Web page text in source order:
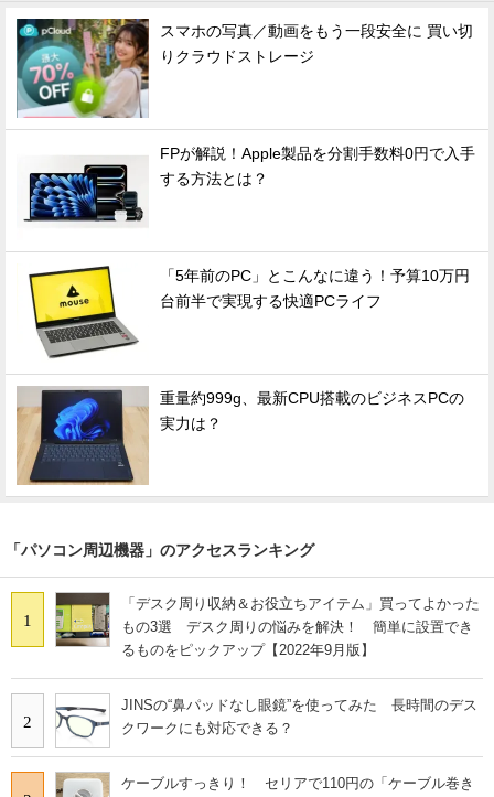
スマホの写真／動画をもう一段安全に 買い切
りクラウドストレージ
FPが解説！Apple製品を分割手数料0円で入手
する方法とは？
「5年前のPC」とこんなに違う！予算10万円
台前半で実現する快適PCライフ
重量約999g、最新CPU搭載のビジネスPCの
実力は？
「パソコン周辺機器」のアクセスランキング
1
「デスク周り収納＆お役立ちアイテム」買ってよかった
もの3選 デスク周りの悩みを解決！ 簡単に設置でき
るものをピックアップ【2022年9月版】
2
JINSの“鼻パッドなし眼鏡”を使ってみた 長時間のデス
クワークにも対応できる？
ケーブルすっきり！ セリアで110円の「ケーブル巻き